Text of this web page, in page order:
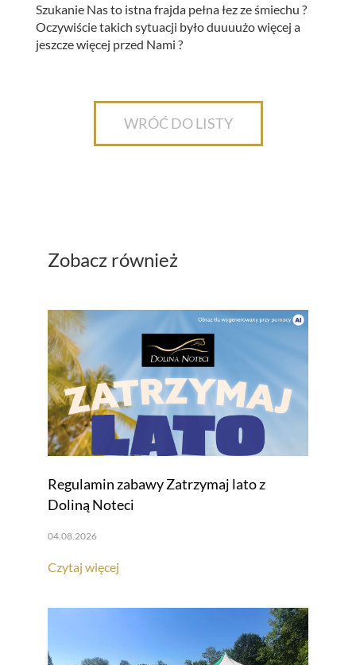
Szukanie Nas to istna frajda pełna łez ze śmiechu ?
Oczywiście takich sytuacji było duuuużo więcej a
jeszcze więcej przed Nami ?
WRÓĆ DO LISTY
Zobacz również
Regulamin zabawy Zatrzymaj lato z
Doliną Noteci
04.08.2026
Czytaj więcej